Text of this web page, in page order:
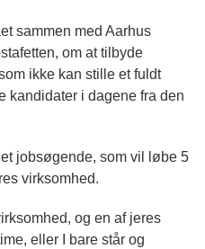
sammen med Aarhus
om at tilbyde
ikke kan stille et fuldt
kandidater i dagene fra den
jobsøgende, som vil løbe 5
virksomhed.
og en af jeres
eller I bare står og